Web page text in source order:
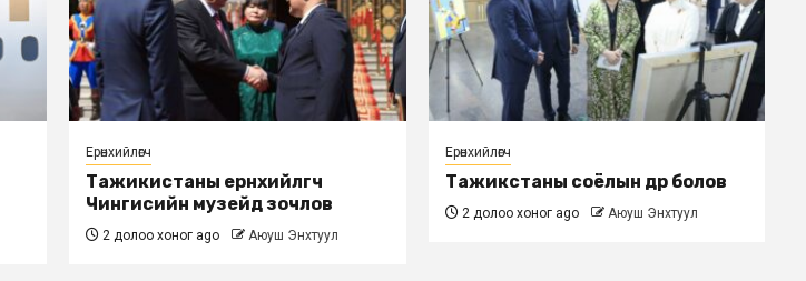
Ерөнхийлөгч
Тажикистаны ерөнхийлөгч
Чингисийн музейд зочлов
2 долоо хоног ago Аюуш Энхтуул
Ерөнхийлөгч
Тажикстаны соёлын өдөр болов
2 долоо хоног ago Аюуш Энхтуул